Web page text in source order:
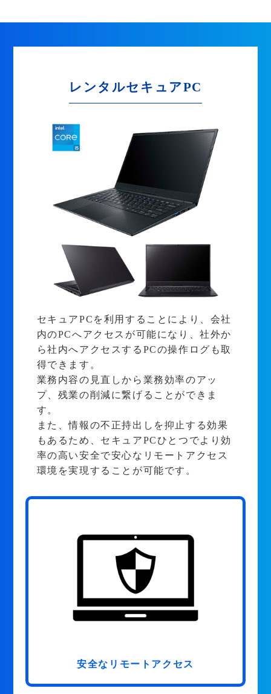
レンタルセキュアPC
セキュアPCを利用することにより、会社
内のPCへアクセスが可能になり、社外か
ら社内へアクセスするPCの操作ログも取
得できます。
業務内容の見直しから業務効率のアッ
プ、残業の削減に繋げることができま
す。
また、情報の不正持出しを抑止する効果
もあるため、セキュアPCひとつでより効
率の高い安全で安心なリモートアクセス
環境を実現することが可能です。
安全なリモートアクセス